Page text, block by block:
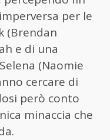
per le
(Brendan
e di una
(Naomie
cercare di
però conto
minaccia che